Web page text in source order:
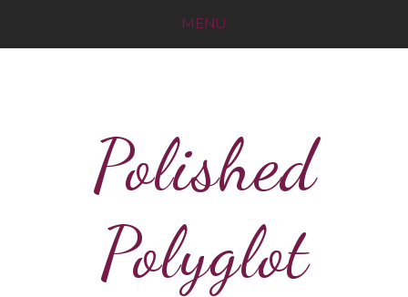
MENU
Polished
Polyglot